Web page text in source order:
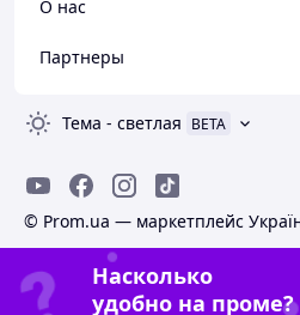
О нас
Партнеры
Тема - светлая BETA
© Prom.ua — маркетплейс
Насколько
удобно на проме?